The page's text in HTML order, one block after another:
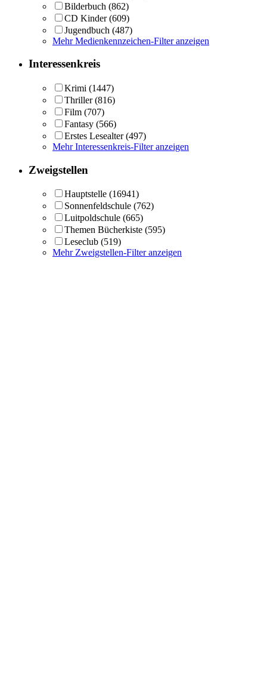
Bilderbuch (862)
CD Kinder (609)
Jugendbuch (487)
Mehr Medienkennzeichen-Filter anzeigen
Interessenkreis
Krimi (1447)
Thriller (816)
Film (707)
Fantasy (566)
Erstes Lesealter (497)
Mehr Interessenkreis-Filter anzeigen
Zweigstellen
Hauptstelle (16941)
Sonnenfeldschule (762)
Luitpoldschule (665)
Themen Bücherkiste (595)
Leseclub (519)
Mehr Zweigstellen-Filter anzeigen